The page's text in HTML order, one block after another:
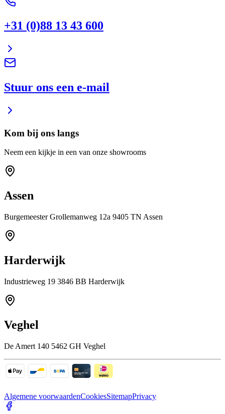
+31 (0)88 13 43 600
Stuur ons een e-mail
Kom bij ons langs
Neem een kijkje in een van onze showrooms
Assen
Burgemeester Grollemanweg 12a 9405 TN Assen
Harderwijk
Industrieweg 19 3846 BB Harderwijk
Veghel
De Amert 140 5462 GH Veghel
Algemene voorwaardenCookiesSitemapPrivacy